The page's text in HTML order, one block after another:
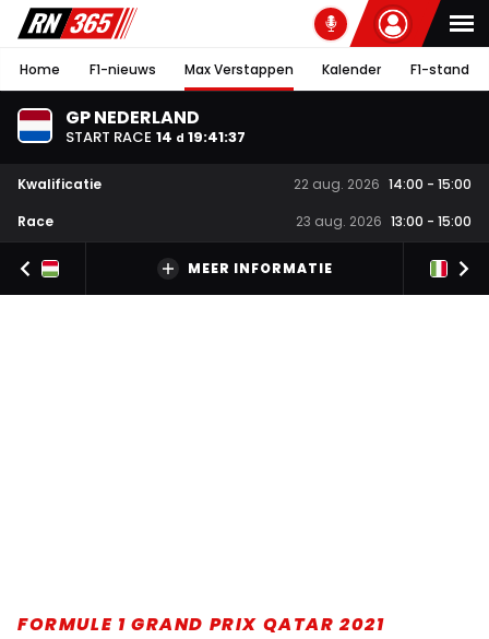
Home F1-nieuws Max Verstappen Kalender F1-stand
GP NEDERLAND
START RACE 14 d 19:41:37
Kwalificatie 22 aug. 2026 14:00 - 15:00
Race
23 aug. 2026 13:00 - 15:00
MEER INFORMATIE
FORMULE 1 GRAND PRIX QATAR 2021